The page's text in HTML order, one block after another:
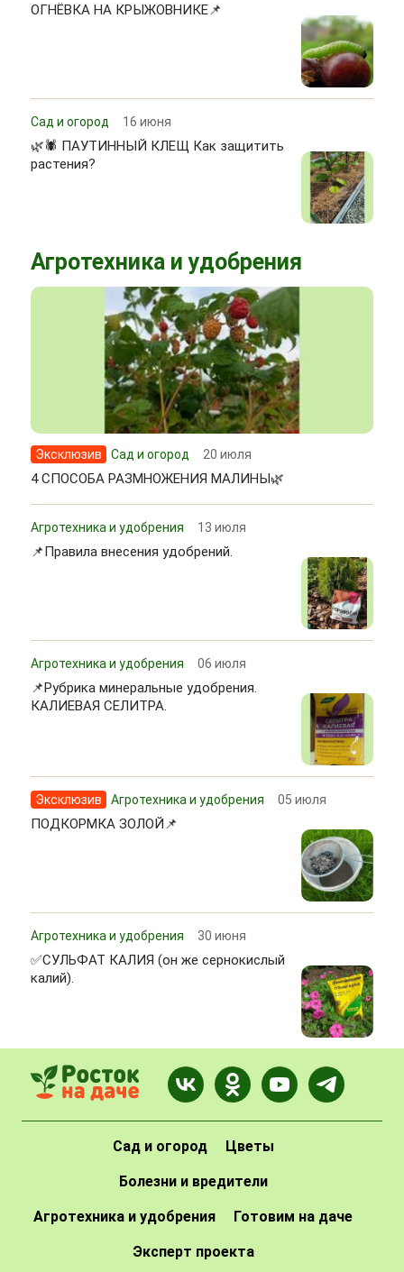
ОГНЁВКА НА КРЫЖОВНИКЕ📌
Сад и огород 16 июня
🌿🕷 ПАУТИННЫЙ КЛЕЩ Как защитить
растения?
Агротехника и удобрения
Эксклюзив Сад и огород 20 июля
4 СПОСОБА РАЗМНОЖЕНИЯ МАЛИНЫ🌿
Агротехника и удобрения 13 июля
📌Правила внесения удобрений.
Агротехника и удобрения 06 июля
📌Рубрика минеральные удобрения.
КАЛИЕВАЯ СЕЛИТРА.
Эксклюзив Агротехника и удобрения 05 июля
ПОДКОРМКА ЗОЛОЙ📌
Агротехника и удобрения 30 июня
✅СУЛЬФАТ КАЛИЯ (он же сернокислый
калий).
Сад и огород Цветы
Болезни и вредители
Агротехника и удобрения Готовим на даче
Эксперт проекта